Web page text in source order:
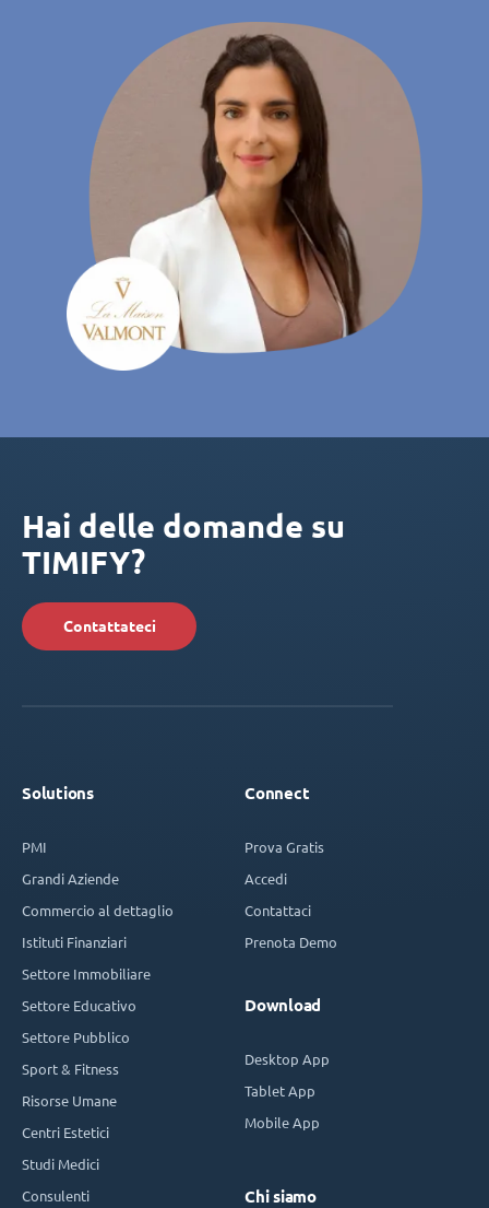
Hai delle domande su
TIMIFY?
Contattateci
Solutions
PMI
Grandi Aziende
Commercio al dettaglio
Istituti Finanziari
Settore Immobiliare
Settore Educativo
Settore Pubblico
Sport & Fitness
Risorse Umane
Centri Estetici
Studi Medici
Consulenti
Connect
Prova Gratis
Accedi
Contattaci
Prenota Demo
Download
Desktop App
Tablet App
Mobile App
Chi siamo